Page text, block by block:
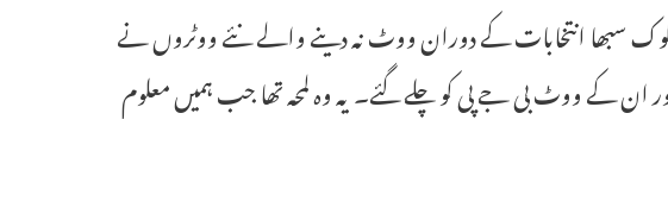
سبھا انتخابات کے دوران ووٹ نہ دینے والے نئے ووٹروں نے
ان کے ووٹ بی جے پی کو چلے گئے۔ یہ وہ لمحہ تھا جب ہمیں معلوم